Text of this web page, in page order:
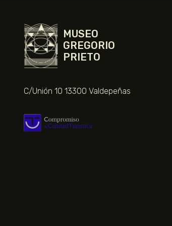
MUSEO
GREGORIO
PRIETO
C/Unión 10 13300 Valdepeñas